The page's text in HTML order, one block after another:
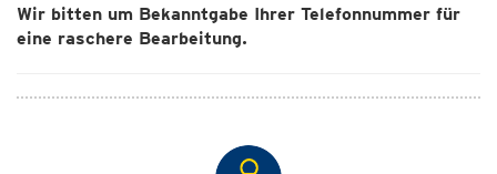
Wir bitten um Bekanntgabe Ihrer Telefonnummer für
eine raschere Bearbeitung.